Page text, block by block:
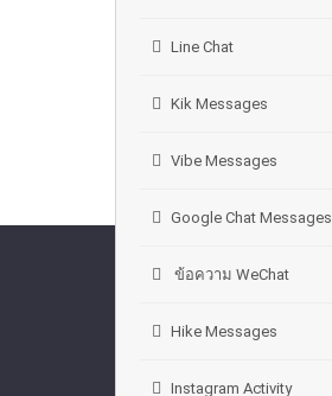
Line Chat
Kik Messages
Vibe Messages
Google Chat Messages
ข้อความ WeChat
Hike Messages
Instagram Activity